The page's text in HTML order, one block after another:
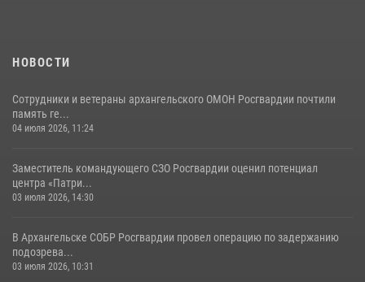
НОВОСТИ
Сотрудники и ветераны архангельского ОМОН Росгвардии почтили
память ге...
04 июля 2026, 11:24
Заместитель командующего СЗО Росгвардии оценил потенциал
центра «Патри...
03 июля 2026, 14:30
В Архангельске СОБР Росгвардии провел операцию по задержанию
подозрева...
03 июля 2026, 10:31